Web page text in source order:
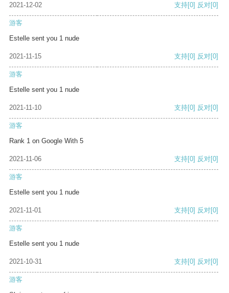
2021-12-02 支持[0] 反对[0]
游客
Estelle sent you 1 nude
2021-11-15 支持[0] 反对[0]
游客
Estelle sent you 1 nude
2021-11-10 支持[0] 反对[0]
游客
Rank 1 on Google With 5
2021-11-06 支持[0] 反对[0]
游客
Estelle sent you 1 nude
2021-11-01 支持[0] 反对[0]
游客
Estelle sent you 1 nude
2021-10-31 支持[0] 反对[0]
游客